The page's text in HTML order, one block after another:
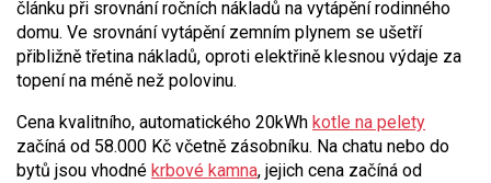
článku při srovnání ročních nákladů na vytápění rodinného
domu. Ve srovnání vytápění zemním plynem se ušetří
přibližně třetina nákladů, oproti elektřině klesnou výdaje za
topení na méně než polovinu.
Cena kvalitního, automatického 20kWh kotle na pelety
začíná od 58.000 Kč včetně zásobníku. Na chatu nebo do
bytů jsou vhodné krbové kamna, jejich cena začíná od